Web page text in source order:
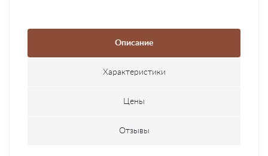
Описание
Характеристики
Цены
Отзывы